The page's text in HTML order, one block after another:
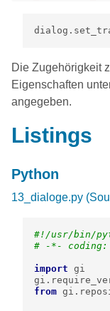
dialog .
Die Zugehörigkeit
Eigenschaften
angegeben.
Listings
Python
13_dialoge.py
#!/usr/bin/
# -*-
import gi
gi .
from